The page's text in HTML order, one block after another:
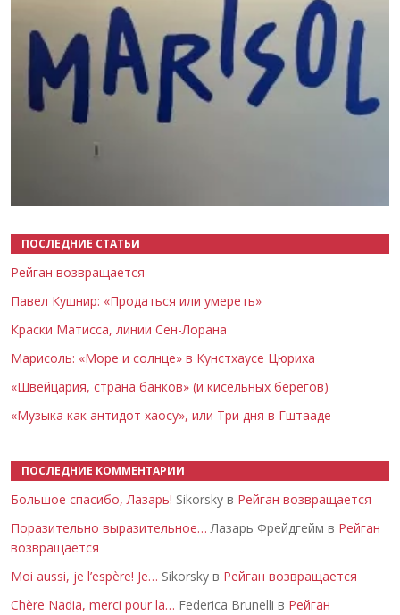
ПОСЛЕДНИЕ СТАТЬИ
Рейган возвращается
Павел Кушнир: «Продаться или умереть»
Краски Матисса, линии Сен-Лорана
Марисоль: «Море и солнце» в Кунстхаусе Цюриха
«Швейцария, страна банков» (и кисельных берегов)
«Музыка как антидот хаосу», или Три дня в Гштааде
ПОСЛЕДНИЕ КОММЕНТАРИИ
Большое спасибо, Лазарь! Sikorsky в Рейган возвращается
Поразительно выразительное… Лазарь Фрейдгейм в Рейган
возвращается
Moi aussi, je l’espère! Je… Sikorsky в Рейган возвращается
Chère Nadia, merci pour la… Federica Brunelli в Рейган